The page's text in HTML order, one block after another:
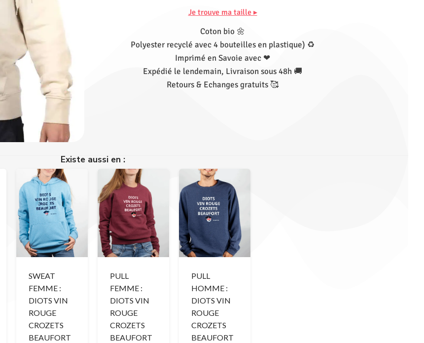
Je trouve ma taille ▸
Coton bio 🌼
Polyester recyclé avec 4 bouteilles en plastique) ♻
Imprimé en Savoie avec ❤
Expédié le lendemain, Livraison sous 48h 🚚
Retours & Echanges gratuits 🥰
Existe aussi en :
SWEAT
FEMME :
DIOTS VIN
ROUGE
CROZETS
BEAUFORT
PULL
FEMME :
DIOTS VIN
ROUGE
CROZETS
BEAUFORT
PULL
HOMME :
DIOTS VIN
ROUGE
CROZETS
BEAUFORT